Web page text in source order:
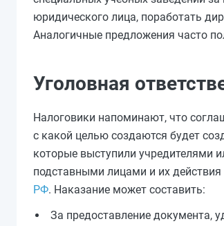
юридического лица, поработать
Аналогичные предложения часто
Уголовная
Налоговики напоминают, что
с какой целью создаются будет
которые выступили учредителями
подставными лицами и их
РФ. Наказание может составить:
За предоставление документа,